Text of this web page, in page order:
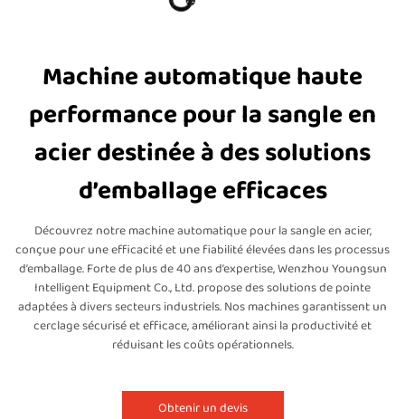
Machine automatique haute
performance pour la sangle en
acier destinée à des solutions
d’emballage efficaces
Découvrez notre machine automatique pour la sangle en acier,
conçue pour une efficacité et une fiabilité élevées dans les processus
d’emballage. Forte de plus de 40 ans d’expertise, Wenzhou Youngsun
Intelligent Equipment Co., Ltd. propose des solutions de pointe
adaptées à divers secteurs industriels. Nos machines garantissent un
cerclage sécurisé et efficace, améliorant ainsi la productivité et
réduisant les coûts opérationnels.
Obtenir un devis